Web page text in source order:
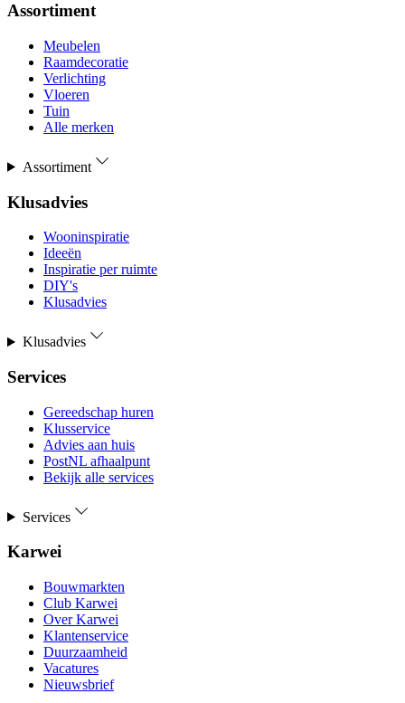
Assortiment
Meubelen
Raamdecoratie
Verlichting
Vloeren
Tuin
Alle merken
Assortiment
Klusadvies
Wooninspiratie
Ideeën
Inspiratie per ruimte
DIY's
Klusadvies
Klusadvies
Services
Gereedschap huren
Klusservice
Advies aan huis
PostNL afhaalpunt
Bekijk alle services
Services
Karwei
Bouwmarkten
Club Karwei
Over Karwei
Klantenservice
Duurzaamheid
Vacatures
Nieuwsbrief